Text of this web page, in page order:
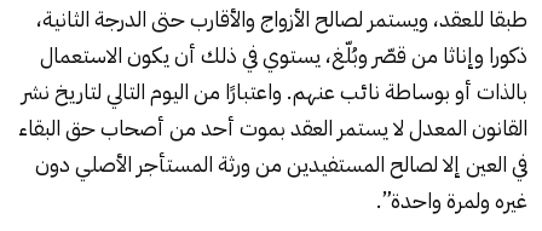
طبقا للعقد، ويستمر لصالح الأزواج والأقارب حتى الدرجة الثانية،
ذكورا وإناثا من قصّر وبُلّغ، يستوي في ذلك أن يكون الاستعمال
بالذات أو بوساطة نائب عنهم. واعتبارًا من اليوم التالي لتاريخ نشر
القانون المعدل لا يستمر العقد بموت أحد من أصحاب حق البقاء
في العين إلا لصالح المستفيدين من ورثة المستأجر الأصلي دون
غيره ولمرة واحدة”.